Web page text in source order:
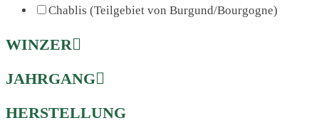
Chablis (Teilgebiet von Burgund/Bourgogne)
WINZER
JAHRGANG
HERSTELLUNG